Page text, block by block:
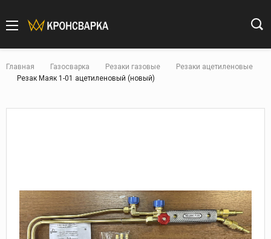
Главная Газосварка Резаки газовые
Резаки ацетиленовые
Резак Маяк 1-01 ацетиленовый (новый)